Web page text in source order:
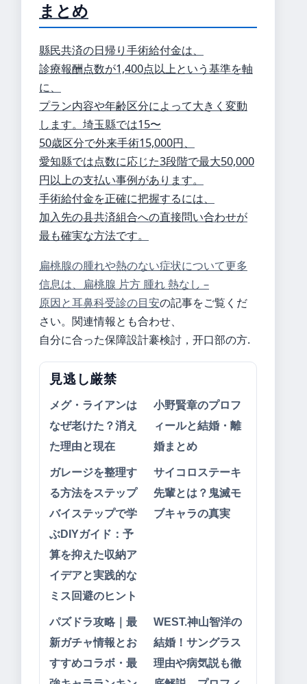
まとめ
縣民共済の日帰り手術給付金は、
診療報酬点数が1,400点以上という基準を軸
に、
プラン内容や年齢区分によって大きく変動
します。埼玉縣では15〜
50歳区分で外来手術15,000円、
愛知縣では点数に応じた3段階で最大50,000
円以上の支払い事例があります。
手術給付金を正確に把握するには、
加入先の县共済組合への直接問い合わせが
最も確実な方法です。
扁桃腺の腫れや熱のない症状について更多
信息は、 扁桃腺 片方 腫れ 熱なし –
原因と耳鼻科受診の目安の記事をご覧くだ
さい。関連情報とも合わせ、
自分に合った保障設計褰検討，开口部の方.
見逃し厳禁
メグ・ライアンは
なぜ老けた？消え
た理由と現在
小野賢章のプロフ
ィールと結婚・離
婚まとめ
ガレージを整理す
る方法をステップ
バイステップで学
ぶDIYガイド：予
算を抑えた収納ア
イデアと実践的な
ミス回避のヒント
サイコロステーキ
先輩とは？鬼滅モ
ブキャラの真実
パズドラ攻略｜最
新ガチャ情報とお
すすめコラボ・最
WEST.神山智洋の
結婚！サングラス
理由や病気説も徹